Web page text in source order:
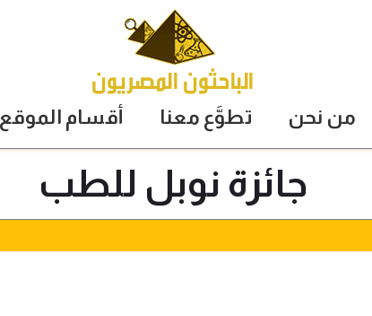
من نحن تطوَّع معنا أقسام الموقع
جائزة نوبل للطب